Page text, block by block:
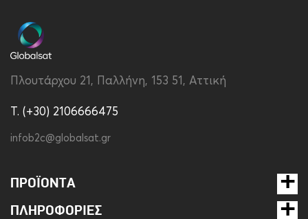
Έξοδος Καλωδίου
Μήκος (m)
Τύπος καλωδίου Type-C to Type-C
Τύπος μεταφοράς
δεδομένων
Πλουτάρχου 21, Παλλήνη, 153 51, Αττική
T. (+30) 2106666475
infob2c@globalsat.gr
ΠΡΟΪΌΝΤΑ
ΠΛΗΡΟΦΟΡΊΕΣ